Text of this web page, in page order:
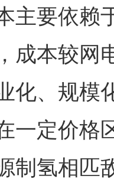
主要依赖
成本较网
化、规模
一定价格
制氢相匹